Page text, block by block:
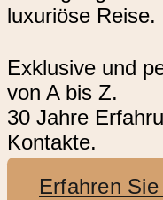
luxuriöse Reise.
Exklusive und
von A bis Z.
30 Jahre
Kontakte.
Erfahren